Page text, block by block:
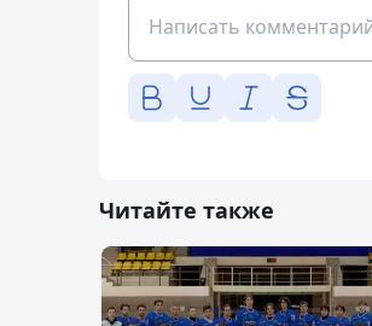
Читайте также